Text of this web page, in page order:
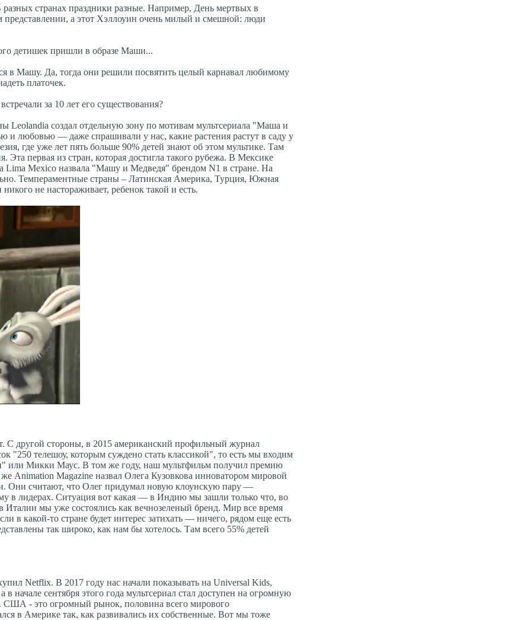
странах праздники разные. Например, День мертвых в
а этот Хэллоуин очень милый и смешной: люди
детишек пришли в образе Маши...
в Машу. Да, тогда они решили посвятить целый карнавал любимому
платочек.
за 10 лет его существования?
создал отдельную зону по мотивам мультсериала "Маша и
и любовью — даже спрашивали у нас, какие растения растут в саду у
где уже лет пять больше 90% детей знают об этом мультике. Там
первая из стран, которая достигла такого рубежа. В Мексике
Lima Mexico назвала "Машу и Медведя" брендом N1 в стране. На
Темпераментные страны – Латинская Америка, Турция, Южная
не настораживает, ребенок такой и есть.
другой стороны, в 2015 американский профильный журнал
телешоу, которым суждено стать классикой", то есть мы входим
или Микки Маус. В том же году, наш мультфильм получил премию
Animation Magazine назвал Олега Кузовкова инноватором мировой
Они считают, что Олег придумал новую клоунскую пару —
в лидерах. Ситуация вот какая — в Индию мы зашли только что, во
мы уже состоялись как вечнозеленый бренд. Мир все время
в какой-то стране будет интерес затихать — ничего, рядом еще есть
так широко, как нам бы хотелось. Там всего 55% детей
Netflix. В 2017 году нас начали показывать на Universal Kids,
начале сентября этого года мультсериал стал доступен на огромную
- это огромный рынок, половина всего мирового
в Америке так, как развивались их собственные. Вот мы тоже